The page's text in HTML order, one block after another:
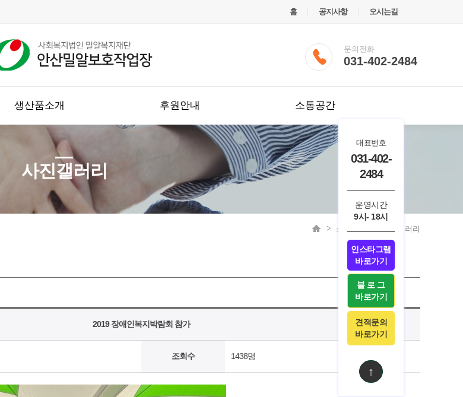
홈 공지사항 오시는길
문의전화
031-402-2484
생산품소개 후원안내 소통공간
사진갤러리
소통공간 사진갤러리
2019 장애인복지박람회 참가
조회수 1438명
대표번호
031-402-
2484
운영시간
9시- 18시
인스타그램
바로가기
블 로 그
바로가기
견적문의
바로가기
↑